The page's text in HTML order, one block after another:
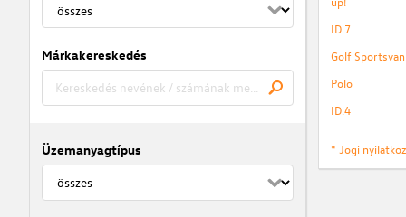
Márkakereskedés
Üzemanyagtípus
ID.7
Golf Sportsvan
Polo
ID.4
* Jogi